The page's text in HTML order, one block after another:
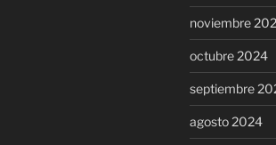
noviembre
octubre 2024
septiembre
agosto 2024